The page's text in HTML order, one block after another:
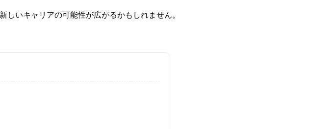
いキャリアの可能性が広がるかもしれません。